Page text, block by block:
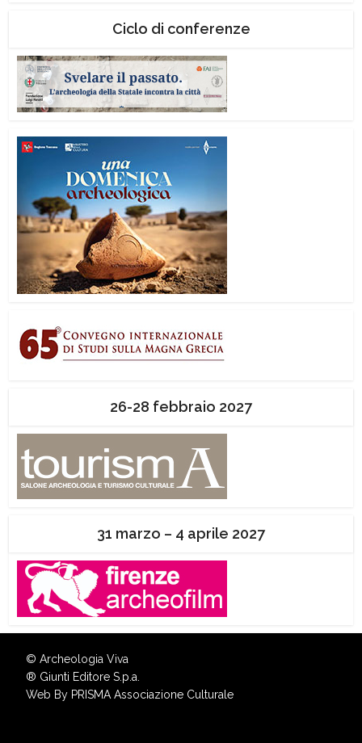
Ciclo di conferenze
26-28 febbraio 2027
31 marzo – 4 aprile 2027
© Archeologia Viva
® Giunti Editore S.p.a.
Web By PRISMA Associazione Culturale